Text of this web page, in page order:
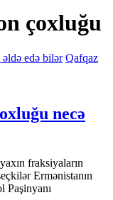
çoxluğu
Qafqaz
necə
fraksiyaların
Ermənistanın
Paşinyanı